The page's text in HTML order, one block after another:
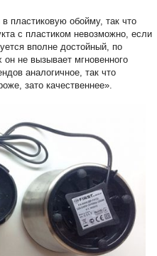
пластиковую обойму, так что
с пластиком невозможно, если
вполне достойный, по
не вызывает мгновенного
аналогичное, так что
зато качественнее».